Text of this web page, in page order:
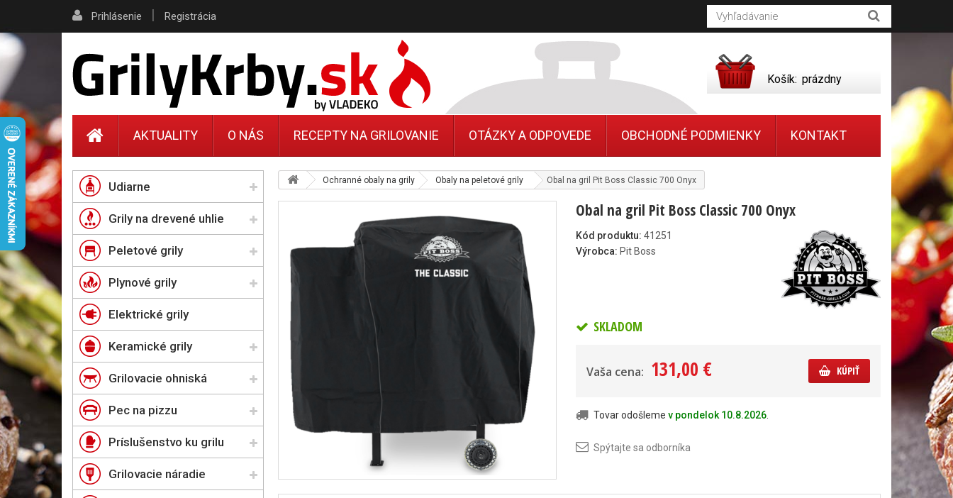
Ochranné obaly na grily Obaly na peletové grily Obal na gril Pit Boss Classic 700 Onyx
Obal na gril Pit Boss Classic 700 Onyx
Kód produktu: 41251
Výrobca: Pit Boss
SKLADOM
Vaša cena: 131,00 € KÚPIŤ
Tovar odošleme v pondelok 10.8.2026.
Spýtajte sa odborníka
Udiarne
Grily na drevené uhlie
Peletové grily
Plynové grily
Elektrické grily
Keramické grily
Grilovacie ohniská
Pec na pizzu
Príslušenstvo ku grilu
Grilovacie náradie
Prihlásenie | Registrácia
Košík: prázdny
AKTUALITY O NÁS RECEPTY NA GRILOVANIE OTÁZKY A ODPOVEDE OBCHODNÉ PODMIENKY KONTAKT